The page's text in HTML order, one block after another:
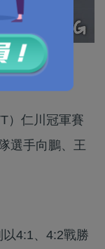
//
）仁川冠軍賽
選手向鵬、王
4:1、4:2戰勝